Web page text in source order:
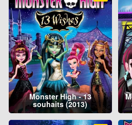
Monster High - 13
souhaits (2013)